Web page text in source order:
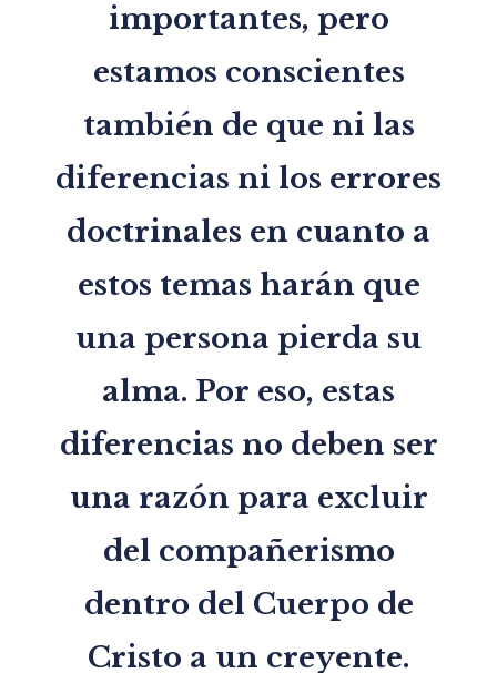
importantes, pero
estamos conscientes
también de que ni las
diferencias ni los errores
doctrinales en cuanto a
estos temas harán que
una persona pierda su
alma. Por eso, estas
diferencias no deben ser
una razón para excluir
del compañerismo
dentro del Cuerpo de
Cristo a un creyente.